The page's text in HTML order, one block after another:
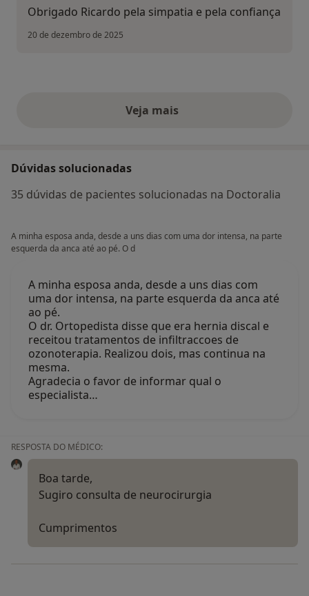
Obrigado Ricardo pela simpatia e pela confiança
20 de dezembro de 2025
Veja maisopiniões acima
Dúvidas solucionadas
35 dúvidas de pacientes solucionadas na Doctoralia
A minha esposa anda, desde a uns dias com uma dor intensa, na parte
esquerda da anca até ao pé. O d
A minha esposa anda, desde a uns dias com
uma dor intensa, na parte esquerda da anca até
ao pé.
O dr. Ortopedista disse que era hernia discal e
receitou tratamentos de infiltraccoes de
ozonoterapia. Realizou dois, mas continua na
mesma.
Agradecia o favor de informar qual o
especialista…
RESPOSTA DO MÉDICO:
Boa tarde,
Sugiro consulta de neurocirurgia
Cumprimentos